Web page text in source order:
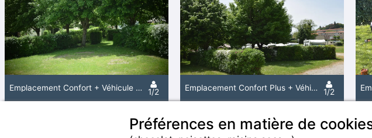
Emplacement Confort + Véhicule (Sans L'électricité) 1/2 Emplacement Confort Plus + Véhicule + 10A 1/2
Préférences en matière de